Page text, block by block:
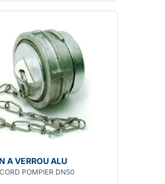
A VERROU ALU
POMPIER DN50